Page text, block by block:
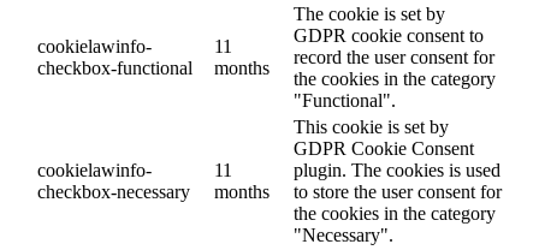
cookielawinfo-
checkbox-functional
11
months
The cookie is set by
GDPR cookie consent to
record the user consent for
the cookies in the category
"Functional".
cookielawinfo-
checkbox-necessary
11
months
This cookie is set by
GDPR Cookie Consent
plugin. The cookies is used
to store the user consent for
the cookies in the category
"Necessary".